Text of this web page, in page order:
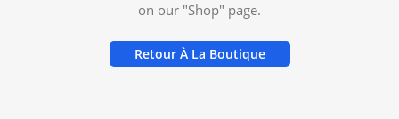
on our "Shop" page.
Retour À La Boutique